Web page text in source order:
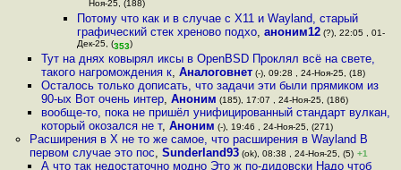
Ноя-25, (188)
Потому что как и в случае с X11 и Wayland, старый
графический стек хреново подхо, аноним12(?), 22:05 , 01-
Дек-25, (353)
Тут на днях ковырял иксы в OpenBSD Проклял всё на свете,
такого нагромождения к, Аналоговнет(-), 09:28 , 24-Ноя-25, (18)
Осталось только дописать, что задачи эти были прямиком из
90-ых Вот очень интер, Аноним (185), 17:07 , 24-Ноя-25, (186)
вообще-то, пока не пришёл унифицированный стандарт вулкан,
который окозался не т, Аноним (-), 19:46 , 24-Ноя-25, (271)
Расширения в X не то же самое, что расширения в Wayland В
первом случае это пос, Sunderland93(ok), 08:38 , 24-Ноя-25, (5) +1
А что так недостаточно модно Это ж по-дидовски Надо чтоб